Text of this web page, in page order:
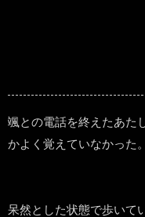
颯との電話を終えたあた
かよく覚えていなかった。
呆然とした状態で歩いて